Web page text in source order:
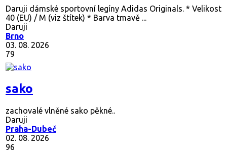
Daruji dámské sportovní legíny Adidas Originals. * Velikost
40 (EU) / M (viz štítek) * Barva tmavě ...
Daruji
Brno
03. 08. 2026
79
sako
zachovalé vlněné sako pěkné..
Daruji
Praha-Dubeč
02. 08. 2026
96